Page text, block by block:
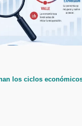
los ciclos